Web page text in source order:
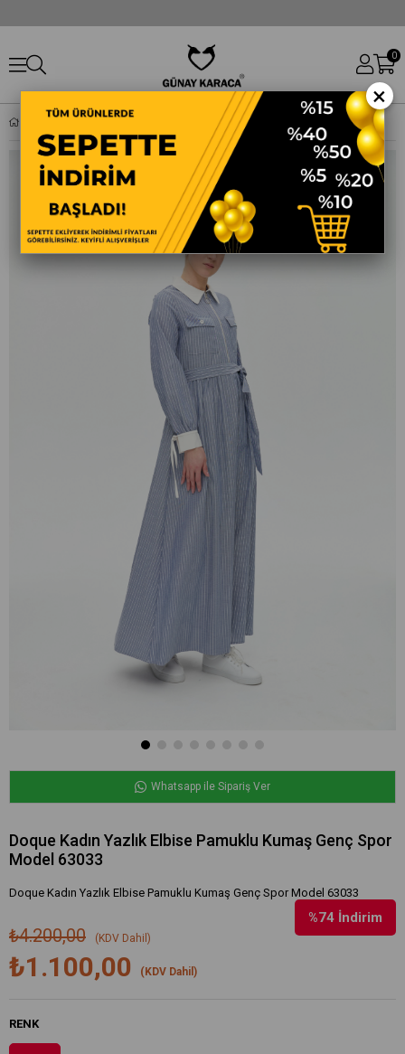
0
Whatsapp ile Sipariş Ver
Doque Kadın Yazlık Elbise Pamuklu Kumaş Genç Spor
Model 63033
Doque Kadın Yazlık Elbise Pamuklu Kumaş Genç Spor Model 63033
%74 İndirim
₺4.200,00 (KDV Dahil)
₺1.100,00 (KDV Dahil)
RENK
×